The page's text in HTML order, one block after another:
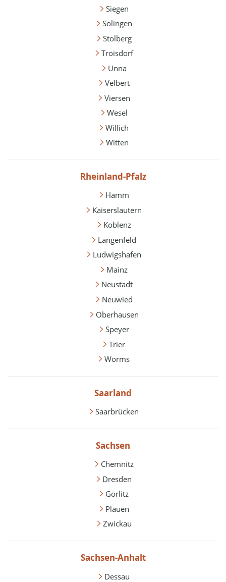
Siegen
Solingen
Stolberg
Troisdorf
Unna
Velbert
Viersen
Wesel
Willich
Witten
Rheinland-Pfalz
Hamm
Kaiserslautern
Koblenz
Langenfeld
Ludwigshafen
Mainz
Neustadt
Neuwied
Oberhausen
Speyer
Trier
Worms
Saarland
Saarbrücken
Sachsen
Chemnitz
Dresden
Görlitz
Plauen
Zwickau
Sachsen-Anhalt
Dessau